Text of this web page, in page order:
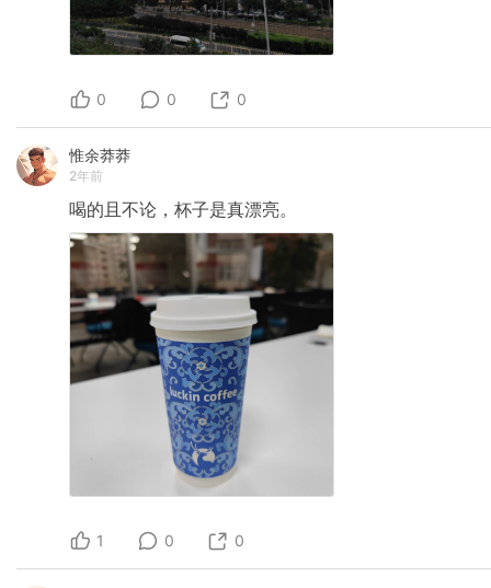
0 0 0
惟余莽莽
2年前
喝的且不论，杯子是真漂亮。
1 0 0